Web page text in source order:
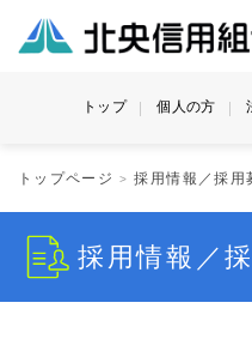
トップ 個人の方
トップページ 採用情報／採用
採用情報／